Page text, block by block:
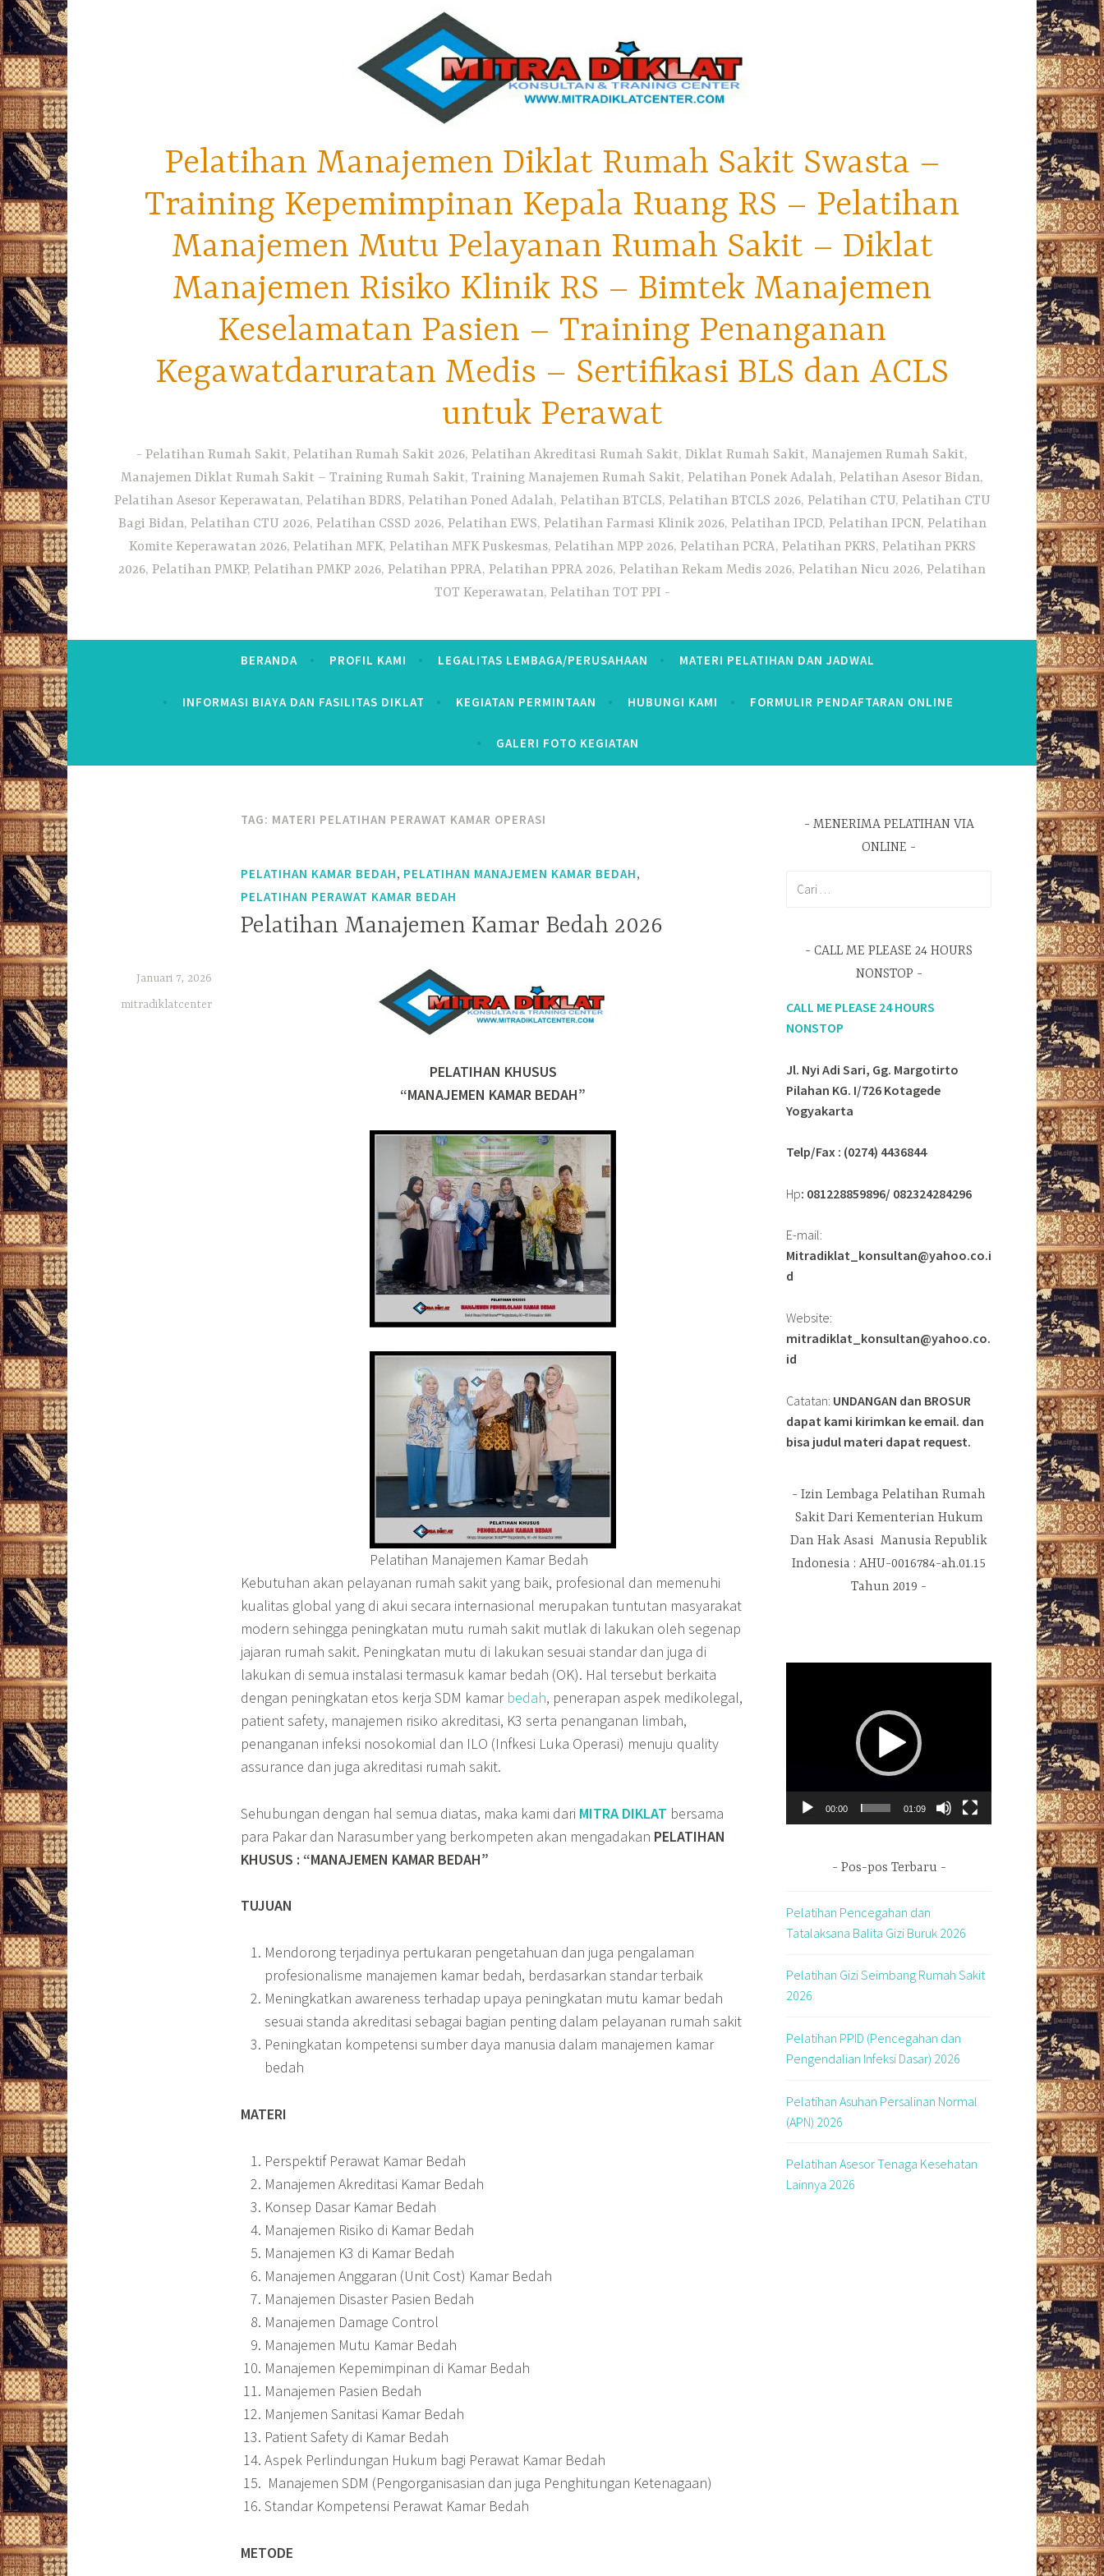
Pelatihan Manajemen Diklat Rumah Sakit Swasta –
Training Kepemimpinan Kepala Ruang RS – Pelatihan
Manajemen Mutu Pelayanan Rumah Sakit – Diklat
Manajemen Risiko Klinik RS – Bimtek Manajemen
Keselamatan Pasien – Training Penanganan
Kegawatdaruratan Medis – Sertifikasi BLS dan ACLS
untuk Perawat
Pelatihan Rumah Sakit, Pelatihan Rumah Sakit 2026, Pelatihan Akreditasi Rumah Sakit, Diklat Rumah Sakit, Manajemen Rumah Sakit,
Manajemen Diklat Rumah Sakit – Training Rumah Sakit, Training Manajemen Rumah Sakit, Pelatihan Ponek Adalah, Pelatihan Asesor Bidan,
Pelatihan Asesor Keperawatan, Pelatihan BDRS, Pelatihan Poned Adalah, Pelatihan BTCLS, Pelatihan BTCLS 2026, Pelatihan CTU, Pelatihan CTU
Bagi Bidan, Pelatihan CTU 2026, Pelatihan CSSD 2026, Pelatihan EWS, Pelatihan Farmasi Klinik 2026, Pelatihan IPCD, Pelatihan IPCN, Pelatihan
Komite Keperawatan 2026, Pelatihan MFK, Pelatihan MFK Puskesmas, Pelatihan MPP 2026, Pelatihan PCRA, Pelatihan PKRS, Pelatihan PKRS
2026, Pelatihan PMKP, Pelatihan PMKP 2026, Pelatihan PPRA, Pelatihan PPRA 2026, Pelatihan Rekam Medis 2026, Pelatihan Nicu 2026, Pelatihan
TOT Keperawatan, Pelatihan TOT PPI
BERANDA PROFIL KAMI LEGALITAS LEMBAGA/PERUSAHAAN MATERI PELATIHAN DAN JADWAL
INFORMASI BIAYA DAN FASILITAS DIKLAT KEGIATAN PERMINTAAN HUBUNGI KAMI FORMULIR PENDAFTARAN ONLINE
GALERI FOTO KEGIATAN
TAG: MATERI PELATIHAN PERAWAT KAMAR OPERASI
PELATIHAN KAMAR BEDAH, PELATIHAN MANAJEMEN KAMAR BEDAH,
PELATIHAN PERAWAT KAMAR BEDAH
Pelatihan Manajemen Kamar Bedah 2026
Januari 7, 2026
mitradiklatcenter
PELATIHAN KHUSUS
“MANAJEMEN KAMAR BEDAH”
Pelatihan Manajemen Kamar Bedah
Kebutuhan akan pelayanan rumah sakit yang baik, profesional dan memenuhi
kualitas global yang di akui secara internasional merupakan tuntutan masyarakat
modern sehingga peningkatan mutu rumah sakit mutlak di lakukan oleh segenap
jajaran rumah sakit. Peningkatan mutu di lakukan sesuai standar dan juga di
lakukan di semua instalasi termasuk kamar bedah (OK). Hal tersebut berkaita
dengan peningkatan etos kerja SDM kamar bedah, penerapan aspek medikolegal,
patient safety, manajemen risiko akreditasi, K3 serta penanganan limbah,
penanganan infeksi nosokomial dan ILO (Infkesi Luka Operasi) menuju quality
assurance dan juga akreditasi rumah sakit.
Sehubungan dengan hal semua diatas, maka kami dari MITRA DIKLAT bersama
para Pakar dan Narasumber yang berkompeten akan mengadakan PELATIHAN
KHUSUS : “MANAJEMEN KAMAR BEDAH”
TUJUAN
Mendorong terjadinya pertukaran pengetahuan dan juga pengalaman
profesionalisme manajemen kamar bedah, berdasarkan standar terbaik
Meningkatkan awareness terhadap upaya peningkatan mutu kamar bedah
sesuai standa akreditasi sebagai bagian penting dalam pelayanan rumah sakit
Peningkatan kompetensi sumber daya manusia dalam manajemen kamar
bedah
MATERI
Perspektif Perawat Kamar Bedah
Manajemen Akreditasi Kamar Bedah
Konsep Dasar Kamar Bedah
Manajemen Risiko di Kamar Bedah
Manajemen K3 di Kamar Bedah
Manajemen Anggaran (Unit Cost) Kamar Bedah
Manajemen Disaster Pasien Bedah
Manajemen Damage Control
Manajemen Mutu Kamar Bedah
Manajemen Kepemimpinan di Kamar Bedah
Manajemen Pasien Bedah
Manjemen Sanitasi Kamar Bedah
Patient Safety di Kamar Bedah
Aspek Perlindungan Hukum bagi Perawat Kamar Bedah
Manajemen SDM (Pengorganisasian dan juga Penghitungan Ketenagaan)
Standar Kompetensi Perawat Kamar Bedah
METODE
MENERIMA PELATIHAN VIA
ONLINE
CALL ME PLEASE 24 HOURS
NONSTOP
CALL ME PLEASE 24 HOURS
NONSTOP
Jl. Nyi Adi Sari, Gg. Margotirto
Pilahan KG. I/726 Kotagede
Yogyakarta
Telp/Fax : (0274) 4436844
Hp: 081228859896/ 082324284296
E-mail:
Mitradiklat_konsultan@yahoo.co.i
d
Website:
mitradiklat_konsultan@yahoo.co.
id
Catatan: UNDANGAN dan BROSUR
dapat kami kirimkan ke email. dan
bisa judul materi dapat request.
Izin Lembaga Pelatihan Rumah
Sakit Dari Kementerian Hukum
Dan Hak Asasi Manusia Republik
Indonesia : AHU-0016784-ah.01.15
Tahun 2019
00:00 01:09
Pos-pos Terbaru
Pelatihan Pencegahan dan
Tatalaksana Balita Gizi Buruk 2026
Pelatihan Gizi Seimbang Rumah Sakit
2026
Pelatihan PPID (Pencegahan dan
Pengendalian Infeksi Dasar) 2026
Pelatihan Asuhan Persalinan Normal
(APN) 2026
Pelatihan Asesor Tenaga Kesehatan
Lainnya 2026